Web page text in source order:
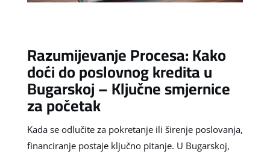
Razumijevanje Procesa: Kako
doći do poslovnog kredita u
Bugarskoj – Ključne smjernice
za početak
Kada se odlučite za pokretanje ili širenje poslovanja,
financiranje postaje ključno pitanje. U Bugarskoj,